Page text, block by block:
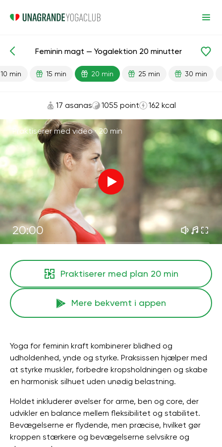
Færdiglavede lektioner Køn
Feminin magt — Yogalektion 20 minutter
10 min 15 min 20 min 25 min 30 min
17 asanas 1055 point 162 kcal
Praktiserer med video ·20 min
20:00
Praktiserer med plan 20 min
Mere bekvemt i appen
Yoga for feminin kraft kombinerer blidhed og
udholdenhed, ynde og styrke. Praksissen hjælper med
at styrke muskler, forbedre kropsholdningen og skabe
en harmonisk silhuet uden unødig belastning.
Holdet inkluderer øvelser for arme, ben og core, der
udvikler en balance mellem fleksibilitet og stabilitet.
Bevægelserne er flydende, men præcise, hvilket gør
kroppen stærkere og bevægelserne selvsikre og